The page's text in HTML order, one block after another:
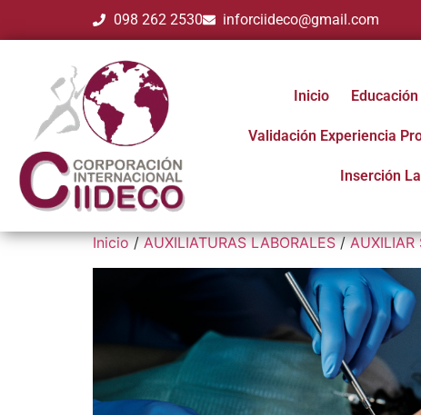
098 262 2530 inforciideco@gmail.com
Inicio
Validación Experiencia
Inserción
Inicio/AUXILIATURAS LABORALES/AUXILIAR